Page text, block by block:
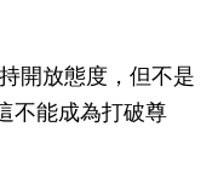
開放態度，但不是
不能成為打破尊